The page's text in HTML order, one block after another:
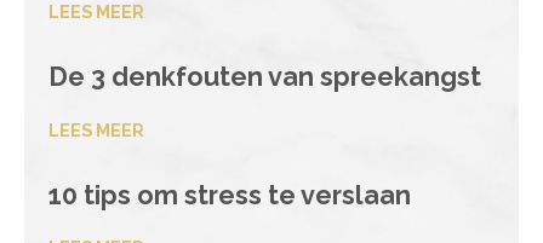
LEES MEER
De 3 denkfouten van spreekangst
LEES MEER
10 tips om stress te verslaan